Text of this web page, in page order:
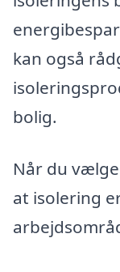
kan også
bolig.
Når du
at isolering